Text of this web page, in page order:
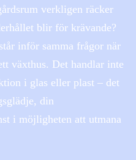
verkligen räcker
blir för krävande?
inför samma frågor när
växthus. Det handlar inte
i glas eller plast – det
din
i möjligheten att utmana